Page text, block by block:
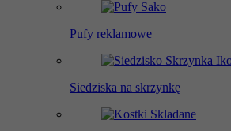
Pufy reklamowe
Siedziska na skrzynkę